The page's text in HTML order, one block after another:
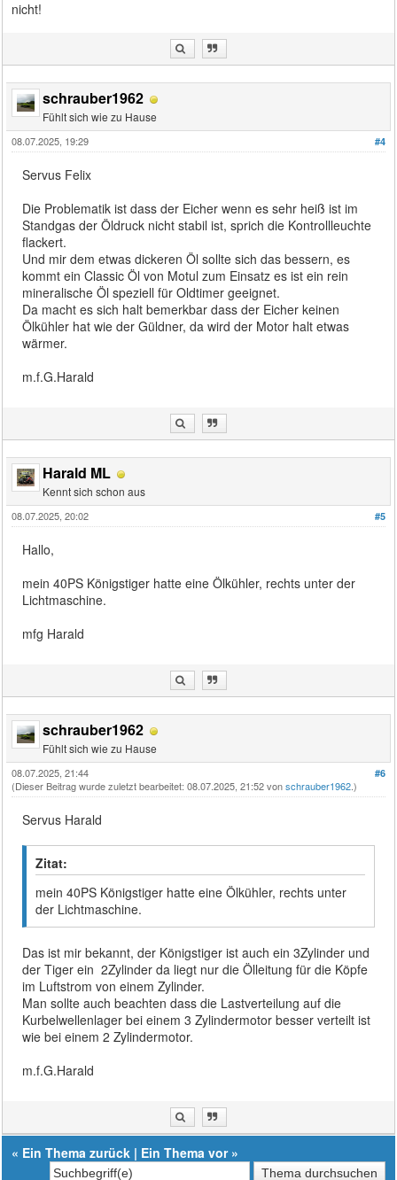
nicht!
schrauber1962
Fühlt sich wie zu Hause
#4
08.07.2025, 19:29
Servus Felix
Die Problematik ist dass der Eicher wenn es sehr heiß ist im
Standgas der Öldruck nicht stabil ist, sprich die Kontrollleuchte
flackert.
Und mir dem etwas dickeren Öl sollte sich das bessern, es
kommt ein Classic Öl von Motul zum Einsatz es ist ein rein
mineralische Öl speziell für Oldtimer geeignet.
Da macht es sich halt bemerkbar dass der Eicher keinen
Ölkühler hat wie der Güldner, da wird der Motor halt etwas
wärmer.
m.f.G.Harald
Harald ML
Kennt sich schon aus
#5
08.07.2025, 20:02
Hallo,
mein 40PS Königstiger hatte eine Ölkühler, rechts unter der
Lichtmaschine.
mfg Harald
schrauber1962
Fühlt sich wie zu Hause
#6
08.07.2025, 21:44
(Dieser Beitrag wurde zuletzt bearbeitet: 08.07.2025, 21:52 vonschrauber1962.)
Servus Harald
Zitat:
mein 40PS Königstiger hatte eine Ölkühler, rechts unter
der Lichtmaschine.
Das ist mir bekannt, der Königstiger ist auch ein 3Zylinder und
der Tiger ein 2Zylinder da liegt nur die Ölleitung für die Köpfe
im Luftstrom von einem Zylinder.
Man sollte auch beachten dass die Lastverteilung auf die
Kurbelwellenlager bei einem 3 Zylindermotor besser verteilt ist
wie bei einem 2 Zylindermotor.
m.f.G.Harald
« Ein Thema zurück | Ein Thema vor»